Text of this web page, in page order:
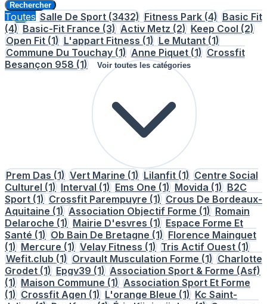
Rechercher
Toutes Salle De Sport (3432) Fitness Park (4) Basic Fit
(4) Basic-Fit France (3) Activ Metz (2) Keep Cool (2)
Open Fit (1) L'appart Fitness (1) Le Mutant (1)
Commune Du Touchay (1) Anne Piquet (1) Crossfit
Besançon 958 (1) Voir toutes les catégories
Prem Das (1) Vert Marine (1) Lilanfit (1) Centre Social
Culturel (1) Interval (1) Ems One (1) Movida (1) B2C
Sport (1) Crossfit Parempuyre (1) Crous De Bordeaux-
Aquitaine (1) Association Objectif Forme (1) Romain
Delaroche (1) Mairie D'esvres (1) Espace Forme Et
Santé (1) Ob Bain De Bretagne (1) Florence Mainguet
(1) Mercure (1) Velay Fitness (1) Tris Actif Ouest (1)
Wefit.club (1) Orvault Musculation Forme (1) Charlotte
Grodet (1) Epgv39 (1) Association Sport & Forme (Asf)
(1) Maison Commune (1) Association Sport Et Forme
(1) Crossfit Agen (1) L'orange Bleue (1) Kc Saint-